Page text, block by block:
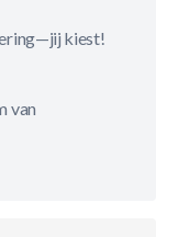
kiest!
van